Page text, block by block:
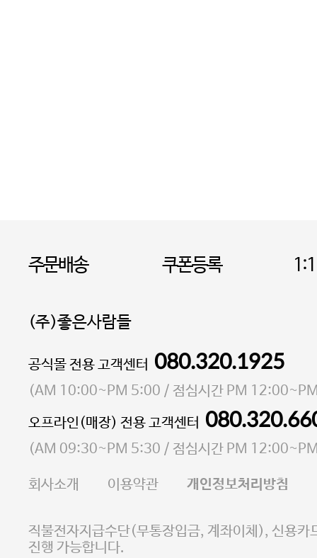
주문배송 쿠폰등록
(주)좋은사람들
대표 이성현,박영환| 개인정보관리책임자 김상현
소재지 서울특별시 마포구 마포대로4다길 41 마포
통신판매업 신고번호 2023-서울마포-3931호
사업자등록번호 105-81-58242
E-MAIL goodpeople@gpin.co.kr
사업자정보확인
이니시스 에스크로 서비
공식몰 전용 고객센터 080.320.1925
(AM 10:00~PM 5:00 / 점심시간 PM
오프라인(매장) 전용 고객센터
(AM 09:30~PM 5:30 / 점심시간 PM
회사소개 이용약관 개인정보처리방침
직불전자지급수단(무통장입금, 계좌이체), 신용카
진행 가능합니다.